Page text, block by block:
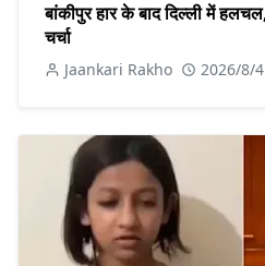
बांकीपुर हार के बाद दिल्ली में
चर्चा
Jaankari Rakho 2026/8/4